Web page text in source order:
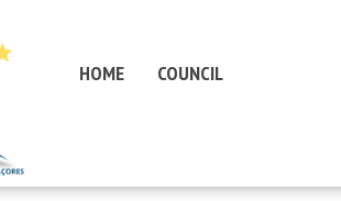
HOME COUNCIL